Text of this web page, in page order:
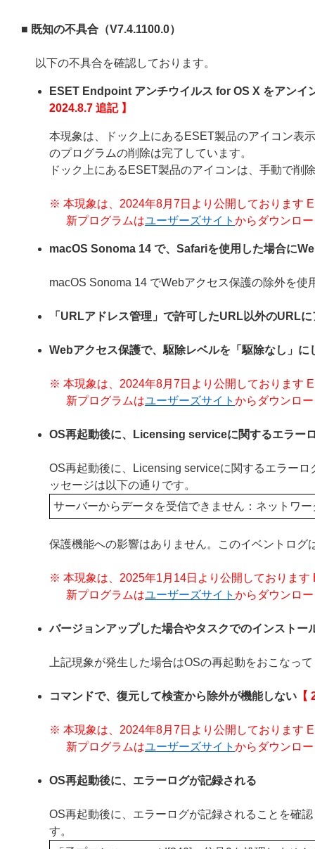
■ 既知の不具合（V7.4.1100.0）
以下の不具合を確認しております。
ESET Endpoint アンチウイルス for OS X をアンイ
2024.8.7 追記 】
本現象は、ドック上にあるESET製品のアイコン表
のプログラムの削除は完了しています。
ドック上にあるESET製品のアイコンは、手動で削
※ 本現象は、2024年8月7日より公開しております
新プログラムはユーザーズサイト からダウンロ
macOS Sonoma 14 で、Safariを使用した場合に
macOS Sonoma 14 でWebアクセス保護の除外を
「URLアドレス管理」で許可したURL以外のURL
Webアクセス保護で、駆除レベルを「駆除なし」に
※ 本現象は、2024年8月7日より公開しております
新プログラムはユーザーズサイト からダウンロ
OS再起動後に、Licensing serviceに関するエラー
OS再起動後に、Licensing serviceに関するエラー
ッセージは以下の通りです。
サーバーからデータを受信できません：ネットワ
保護機能への影響はありません。このイベントログ
※ 本現象は、2025年1月14日より公開しておりま
新プログラムはユーザーズサイト からダウンロ
バージョンアップした場合やタスクでのインスト
上記現象が発生した場合はOSの再起動をおこなっ
コマンドで、復元して検査から除外が機能しない
※ 本現象は、2024年8月7日より公開しております
新プログラムはユーザーズサイト からダウンロ
OS再起動後に、エラーログが記録される
OS再起動後に、エラーログが記録されることを確
す。